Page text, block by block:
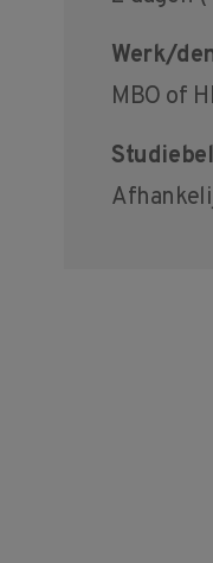
Werk/
MBO of